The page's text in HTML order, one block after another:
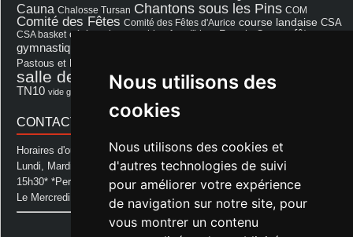
Nous utilisons des
cookies
Nous utilisons des cookies et
d'autres technologies de suivi
pour améliorer votre expérience
de navigation sur notre site, pour
vous montrer un contenu
Cauna Chalosse Tursan Chantons sous les Pins COM
Comité des Fêtes Comité des Fêtes d'Aurice course landaise CSA
CSA basket cérémonie exposition Francis Cazaux
fêtes
gymnastique volontaire
Pastous et Pastourettes
salle des fêtes salle des fêtes d'aurice Souprosse
TN10 vide grenier Voeux école
CONTACT MAIRIE
Horaires d'ouverture de la Mairie:
Lundi, Mardi, Jeudi et Vendredi : de 08h00 à 11h30 et de 12h30 à
15h30* *Permanence téléphonique jusqu'à 17h00
Le Mercredi : de 08h00 à 11h00
Mairie d'Aurice